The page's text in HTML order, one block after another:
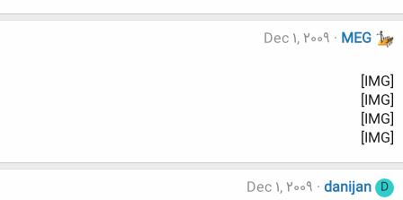
MEG
Dec 1, 2009
[IMG]
[IMG]
[IMG]
[IMG]
D
danijan
Dec 1, 2009